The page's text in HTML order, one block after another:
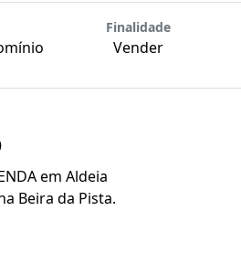
Finalidade
Vender
em Aldeia
Beira da Pista.